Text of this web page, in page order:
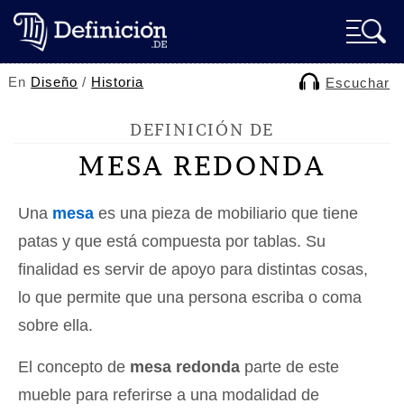
En Diseño / Historia Escuchar
DEFINICIÓN DE
MESA REDONDA
Una mesa es una pieza de mobiliario que tiene
patas y que está compuesta por tablas. Su
finalidad es servir de apoyo para distintas cosas,
lo que permite que una persona escriba o coma
sobre ella.
El concepto de mesa redonda parte de este
mueble para referirse a una modalidad de